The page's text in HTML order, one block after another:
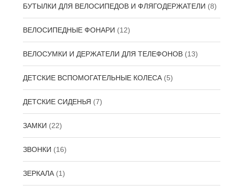
БУТЫЛКИ ДЛЯ ВЕЛОСИПЕДОВ И ФЛЯГОДЕРЖАТЕЛИ (8)
ВЕЛОСИПЕДНЫЕ ФОНАРИ (12)
ВЕЛОСУМКИ И ДЕРЖАТЕЛИ ДЛЯ ТЕЛЕФОНОВ (13)
ДЕТСКИЕ ВСПОМОГАТЕЛЬНЫЕ КОЛЕСА (5)
ДЕТСКИЕ СИДЕНЬЯ (7)
ЗАМКИ (22)
ЗВОНКИ (16)
ЗЕРКАЛА (1)